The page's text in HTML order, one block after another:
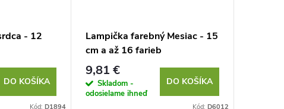
- 12
DO KOŠÍKA
Kód: D1894
Lampička farebný Mesiac - 15
cm a až 16 farieb
9,81 €
Skladom -
odosielame ihneď
DO KOŠÍKA
Kód: D6012